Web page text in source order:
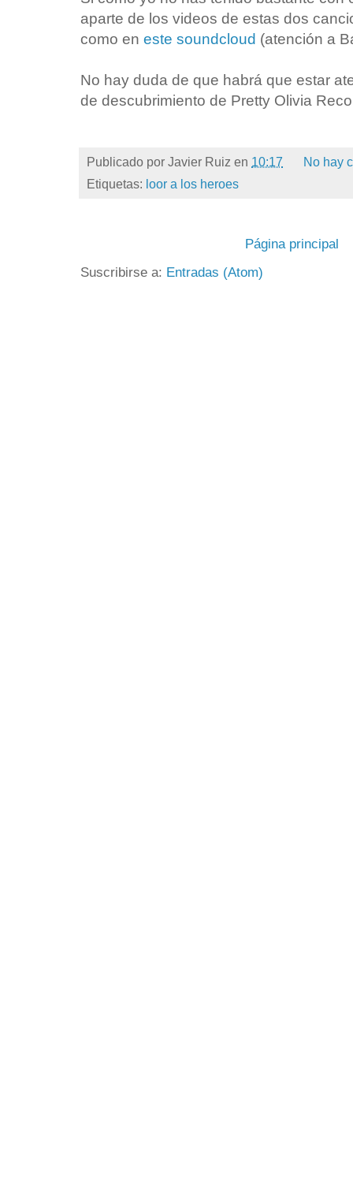
aparte de los videos de estas dos
como en este soundcloud (atención a
No hay duda de que habrá que estar
de descubrimiento de Pretty Olivia
Publicado por Javier Ruiz en 10:17
No hay
Etiquetas: loor a los heroes
Página principal
Suscribirse a: Entradas (Atom)